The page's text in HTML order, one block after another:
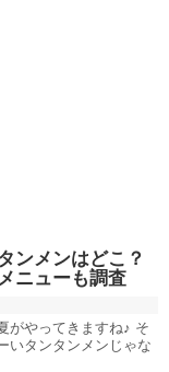
ンメンはどこ？
ニューも調査
がやってきますね♪ そ
いタンタンメンじゃな